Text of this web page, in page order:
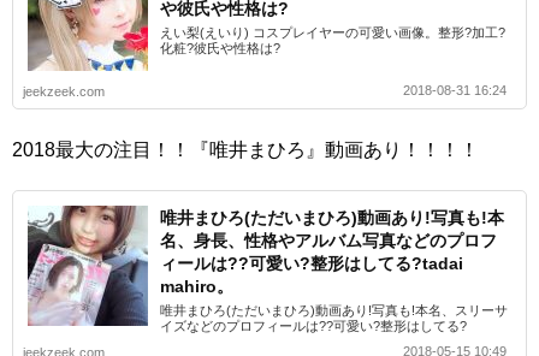
や彼氏や性格は?
えい梨(えいり) コスプレイヤーの可愛い画像。整形?加工?
化粧?彼氏や性格は?
jeekzeek.com 2018-08-31 16:24
2018最大の注目！！『唯井まひろ』動画あり！！！！
唯井まひろ(ただいまひろ)動画あり!写真も!本
名、身長、性格やアルバム写真などのプロフ
ィールは??可愛い?整形はしてる?tadai
mahiro。
唯井まひろ(ただいまひろ)動画あり!写真も!本名、スリーサ
イズなどのプロフィールは??可愛い?整形はしてる?
jeekzeek.com
2018-05-15 10:49